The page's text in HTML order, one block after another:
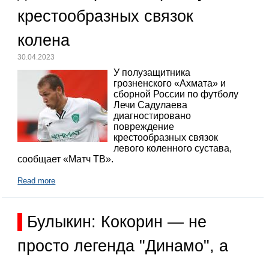
крестообразных связок
колена
30.04.2023
У полузащитника
грозненского «Ахмата» и
сборной России по футболу
Лечи Садулаева
диагностировано
повреждение
крестообразных связок
левого коленного сустава,
сообщает «Матч ТВ».
Read more
Булыкин: Кокорин — не
просто легенда "Динамо", а